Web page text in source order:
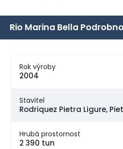
Rio Marina Bella
Rok výroby
2004
Stavitel
Rodriquez Pietra Ligure,
Hrubá prostornost
2 390 tun